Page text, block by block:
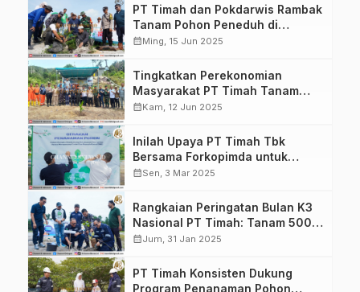
PT Timah dan Pokdarwis Rambak
Tanam Pohon Peneduh di
Kawasan Wisata Batu Tunggal
calendar_monthMing, 15 Jun 2025
Tingkatkan Perekonomian
Masyarakat PT Timah Tanam
Ratusan Pohon Produktif di
calendar_monthKam, 12 Jun 2025
Inilah Upaya PT Timah Tbk
Bersama Forkopimda untuk
Kurangi Dampak Emisi Gas
calendar_monthSen, 3 Mar 2025
Rangkaian Peringatan Bulan K3
Nasional PT Timah: Tanam 500
Pohon Buah di Kabupaten
calendar_monthJum, 31 Jan 2025
PT Timah Konsisten Dukung
Program Penanaman Pohon